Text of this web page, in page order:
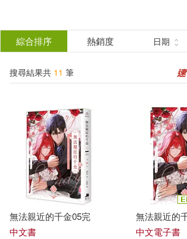
結
分類 (單選)
所有商品(11) 圖書(6)
電子書(5)
作者 (可複選)
Kin(11)
綜合排序 熱銷度 日期
搜尋結果共 11 筆
無法親近的千金05完
中文書
無法親近的
中文電子書